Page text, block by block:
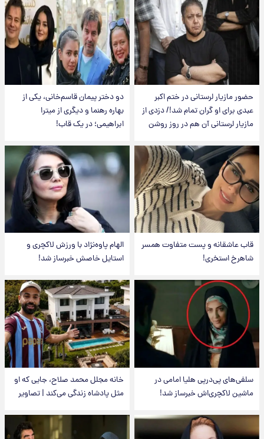
حضور مازیار لرستانی در ختم اکبر
عبدی برای او گران تمام شد!/ دزدی از
مازیار لرستانی آن هم در روز روشن
دو دختر پیمان قاسم‌خانی، یکی از
بهاره رهنما و دیگری از میترا
ابراهیمی؛ در یک قاب!
قاب عاشقانه و پست متفاوت همسر
شاهرخ استخری!
الهام پاوه‌نژاد با ورزش لاکچری و
استایل خاصش خبرساز شد!
سلفی‌های پی‌درپی هلیا امامی در
ماشین لاکچری‌اش خبرساز شد!
خانه مجلل محمد صلاح، جایی که او
مثل پادشاه زندگی می‌کند | تصاویر